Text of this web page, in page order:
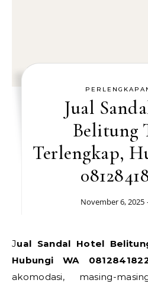
Jual
Belitung
Terlengkap,
November 6, 2025
Jual Sandal Hotel Belitung Timur Terlengkap,
Hubungi WA
akomodasi, masing-